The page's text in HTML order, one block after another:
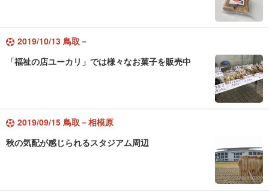
2019/10/13 鳥取－
「福祉の店ユーカリ」では様々なお菓子を販売中
2019/09/15 鳥取－相模原
秋の気配が感じられるスタジアム周辺